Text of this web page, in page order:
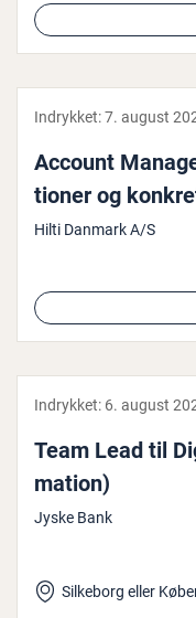
Indrykket:7. august
Account
tio­ner og
Hilti Danmark A/S
Indrykket: 6. august
Team Lead til
ma­tion)
Jyske Bank
Silkeborg eller